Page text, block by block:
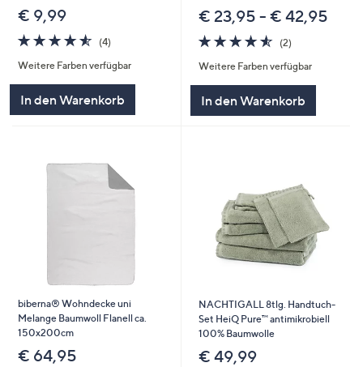
€ 9,99
4.5
von
5
(4)
Weitere Farben verfügbar
In den Warenkorb
€ 23,95 - € 42,95
4.5
von
5
(2)
Weitere Farben verfügbar
In den Warenkorb
biberna® Wohndecke uni
Melange Baumwoll Flanell ca.
150x200cm
€ 64,95
NACHTIGALL 8tlg. Handtuch-
Set HeiQ Pure™ antimikrobiell
100% Baumwolle
€ 49,99